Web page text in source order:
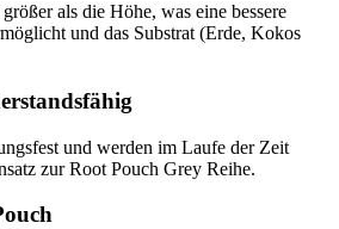
als die Höhe, was eine bessere
und das Substrat (Erde, Kokos
und werden im Laufe der Zeit
zur Root Pouch Grey Reihe.